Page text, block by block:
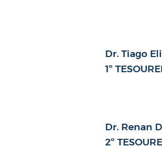
Dr. Tiago
1º
Dr. Renan
2º